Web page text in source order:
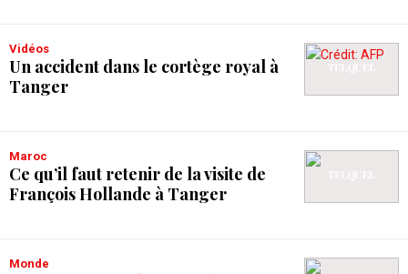
Vidéos
Un accident dans le cortège royal à
Tanger
Maroc
Ce qu’il faut retenir de la visite de
François Hollande à Tanger
Monde